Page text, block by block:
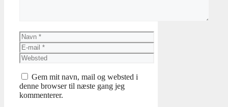
Navn
E-
mail
Websted
Gem mit navn, mail og websted i
denne browser til næste gang jeg
kommenterer.